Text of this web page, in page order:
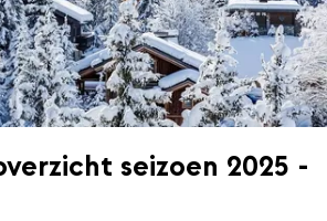
seizoen 2025 -